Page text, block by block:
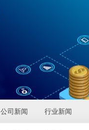
公司新闻 行业新闻